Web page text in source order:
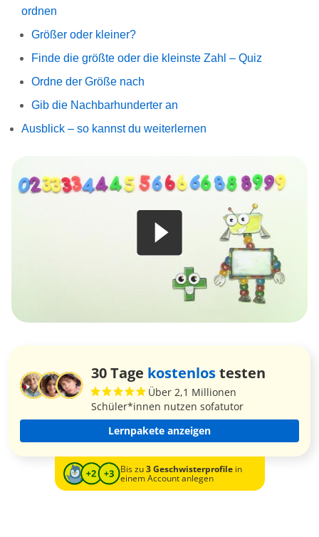
ordnen
Größer oder kleiner?
Finde die größte oder die kleinste Zahl – Quiz
Ordne der Größe nach
Gib die Nachbarhunderter an
Ausblick – so kannst du weiterlernen
30 Tage kostenlostesten
Über 2,1 Millionen
Schüler*innen nutzen sofatutor
Lernpakete anzeigen
Bis zu3 Geschwisterprofilein
einem Account anlegen